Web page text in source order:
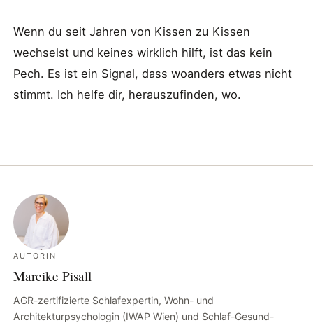
Wenn du seit Jahren von Kissen zu Kissen
wechselst und keines wirklich hilft, ist das kein
Pech. Es ist ein Signal, dass woanders etwas nicht
stimmt. Ich helfe dir, herauszufinden, wo.
AUTORIN
Mareike Pisall
AGR-zertifizierte Schlafexpertin, Wohn- und
Architekturpsychologin (IWAP Wien) und Schlaf-Gesund-